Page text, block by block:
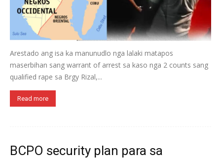
Arestado ang isa ka manunudlo nga lalaki matapos
maserbihan sang warrant of arrest sa kaso nga 2 counts sang
qualified rape sa Brgy Rizal,...
Read more
BCPO security plan para sa